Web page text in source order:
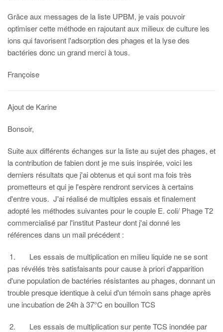
Grâce aux messages de la liste UPBM, je vais pouvoir
optimiser cette méthode en rajoutant aux milieux de culture les
ions qui favorisent l'adsorption des phages et la lyse des
bactéries donc un grand merci à tous.
Françoise
Ajout de Karine
Bonsoir,
Suite aux différents échanges sur la liste au sujet des phages, et
la contribution de fabien dont je me suis inspirée, voici les
derniers résultats que j'ai obtenus et qui sont ma fois très
prometteurs et qui je l'espère rendront services à certains
d'entre vous. J'ai réalisé de multiples essais et finalement
adopté les méthodes suivantes pour le couple E. coli/ Phage T2
commercialisé par l'institut Pasteur dont j'ai donné les
références dans un mail précédent :
1. Les essais de multiplication en milieu liquide ne se sont
pas révélés très satisfaisants pour cause à priori d'apparition
d'une population de bactéries résistantes au phages, donnant un
trouble presque identique à celui d'un témoin sans phage après
une incubation de 24h à 37°C en bouillon TCS
2. Les essais de multiplication sur pente TCS inondée par